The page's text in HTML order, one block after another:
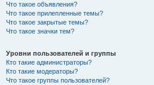
Что такое объявления?
Что такое прилепленные темы?
Что такое закрытые темы?
Что такое значки тем?
Уровни пользователей и группы
Кто такие администраторы?
Кто такие модераторы?
Что такое группы пользователей?